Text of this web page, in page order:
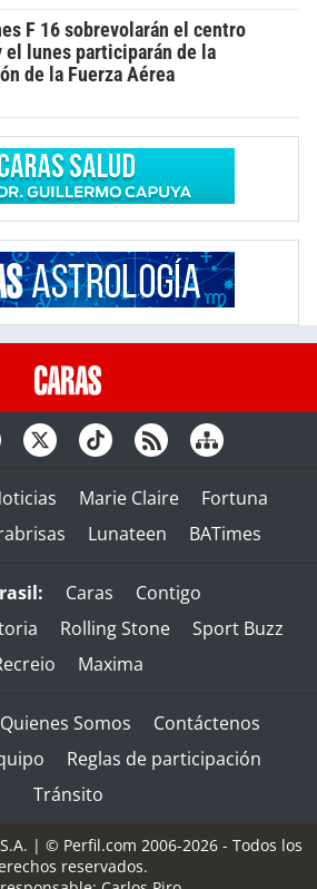
F 16 sobrevolarán el centro
el lunes participarán de la
de la Fuerza Aérea
Marie Claire
Fortuna
Lunateen BATimes
Caras
Contigo
Rolling Stone
Sport Buzz
Maxima
Quienes Somos
Contáctenos
Reglas de participación
Tránsito
| © Perfil.com 2006-2026 - Todos los
reservados.